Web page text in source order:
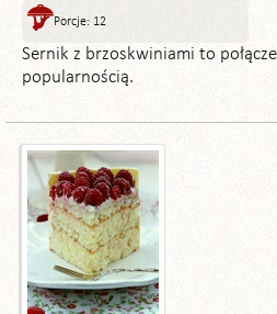
Porcje: 12
Sernik z brzoskwiniami to
popularnością.